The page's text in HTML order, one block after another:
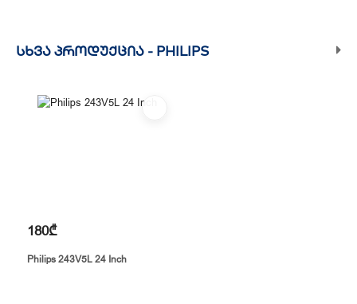
ᲡᲮᲕᲐ ᲞᲠᲝᲓᲣᲥᲪᲘᲐ - PHILIPS
180₾
Philips 243V5L 24 Inch